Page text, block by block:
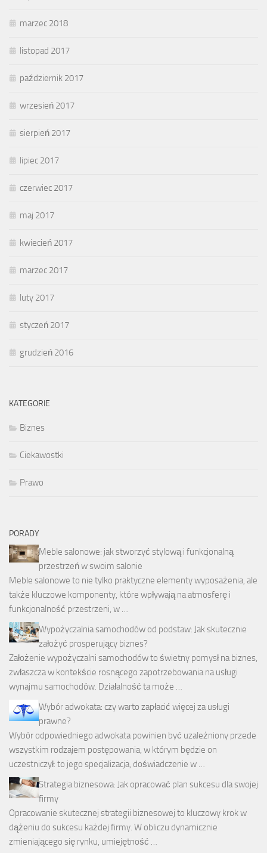
marzec 2018
listopad 2017
październik 2017
wrzesień 2017
sierpień 2017
lipiec 2017
czerwiec 2017
maj 2017
kwiecień 2017
marzec 2017
luty 2017
styczeń 2017
grudzień 2016
KATEGORIE
Biznes
Ciekawostki
Prawo
PORADY
Meble salonowe: jak stworzyć stylową i funkcjonalną
przestrzeń w swoim salonie
Meble salonowe to nie tylko praktyczne elementy wyposażenia, ale
także kluczowe komponenty, które wpływają na atmosferę i
funkcjonalność przestrzeni, w …
Wypożyczalnia samochodów od podstaw: Jak skutecznie
założyć prosperujący biznes?
Założenie wypożyczalni samochodów to świetny pomysł na biznes,
zwłaszcza w kontekście rosnącego zapotrzebowania na usługi
wynajmu samochodów. Działalność ta może …
Wybór adwokata: czy warto zapłacić więcej za usługi
prawne?
Wybór odpowiedniego adwokata powinien być uzależniony przede
wszystkim rodzajem postępowania, w którym będzie on
uczestniczył: to jego specjalizacja, doświadczenie w …
Strategia biznesowa: Jak opracować plan sukcesu dla swojej
firmy
Opracowanie skutecznej strategii biznesowej to kluczowy krok w
dążeniu do sukcesu każdej firmy. W obliczu dynamicznie
zmieniającego się rynku, umiejętność …